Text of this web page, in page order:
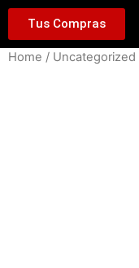
Tus Compras
Home / Uncategorized